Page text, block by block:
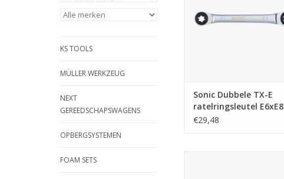
KS TOOLS
MÜLLER WERKZEUG
NEXT
GEREEDSCHAPSWAGENS
OPBERGSYSTEMEN
FOAM SETS
Sonic Dubbele TX-E
ratelringsleutel E6xE8
€29,48